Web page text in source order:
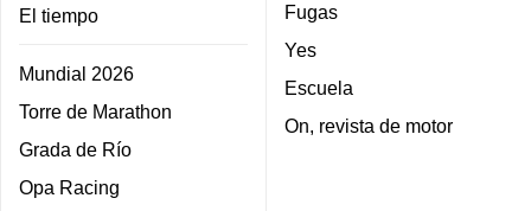
El tiempo
Mundial 2026
Torre de Marathon
Grada de Río
Opa Racing
Fugas
Yes
Escuela
On, revista de motor